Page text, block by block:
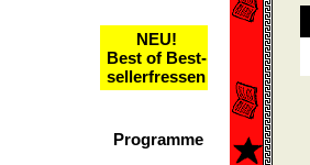
NEU!
Best of Best-
sellerfressen
Programme